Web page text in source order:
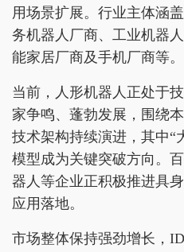
用场景扩展。行业主体涵
务机器人厂商、工业机器
能家居厂商及手机厂商等。
当前，人形机器人正处于
家争鸣、蓬勃发展，围绕
技术架构持续演进，其中“
模型成为关键突破方向。
器人等企业正积极推进具
应用落地。
市场整体保持强劲增长，